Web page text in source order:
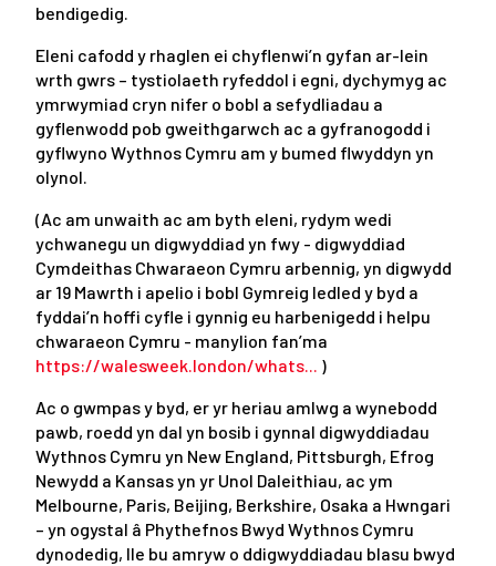
bendigedig.
Eleni cafodd y rhaglen ei chyflenwi’n gyfan ar-lein
wrth gwrs – tystiolaeth ryfeddol i egni, dychymyg ac
ymrwymiad cryn nifer o bobl a sefydliadau a
gyflenwodd pob gweithgarwch ac a gyfranogodd i
gyflwyno Wythnos Cymru am y bumed flwyddyn yn
olynol.
(Ac am unwaith ac am byth eleni, rydym wedi
ychwanegu un digwyddiad yn fwy - digwyddiad
Cymdeithas Chwaraeon Cymru arbennig, yn digwydd
ar 19 Mawrth i apelio i bobl Gymreig ledled y byd a
fyddai’n hoffi cyfle i gynnig eu harbenigedd i helpu
chwaraeon Cymru - manylion fan’ma
https://walesweek.london/whats... )
Ac o gwmpas y byd, er yr heriau amlwg a wynebodd
pawb, roedd yn dal yn bosib i gynnal digwyddiadau
Wythnos Cymru yn New England, Pittsburgh, Efrog
Newydd a Kansas yn yr Unol Daleithiau, ac ym
Melbourne, Paris, Beijing, Berkshire, Osaka a Hwngari
– yn ogystal â Phythefnos Bwyd Wythnos Cymru
dynodedig, lle bu amryw o ddigwyddiadau blasu bwyd